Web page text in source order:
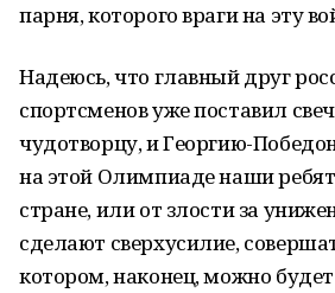
парня, которого враги на эту
Надеюсь, что главный друг
спортсменов уже поставил
чудотворцу, и Георгию-
на этой Олимпиаде наши
стране, или от злости за
сделают сверхусилие,
котором, наконец, можно будет